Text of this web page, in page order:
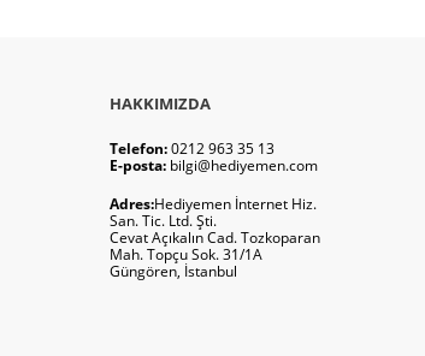
HAKKIMIZDA
Telefon:0212 963 35 13
E-posta: bilgi@hediyemen.com
Adres:Hediyemen İnternet Hiz.
San. Tic. Ltd. Şti.
Cevat Açıkalın Cad. Tozkoparan
Mah. Topçu Sok. 31/1A
Güngören, İstanbul